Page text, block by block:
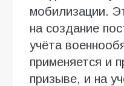
мобилизации.
на создание
учёта
применяется и
призыве, и на